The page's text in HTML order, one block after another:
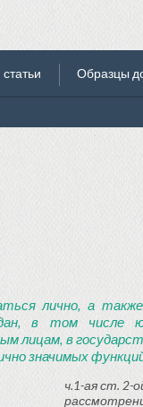
Образцы
лично, а
в том числе
лицам, в
значимых
ч.1-ая ст. 2-